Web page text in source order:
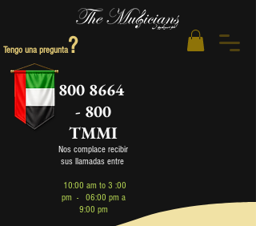
Tengo una pregunta?
800 8664
- 800
TMMI
Nos complace recibir
sus llamadas entre
1 0:00 am to 3 :00
pm - 06:00 pm a
9:00 pm